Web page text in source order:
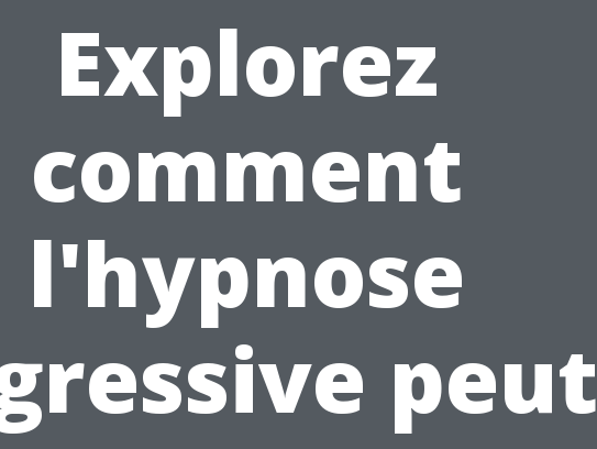
Explorez
comment
l'hypnose
peut